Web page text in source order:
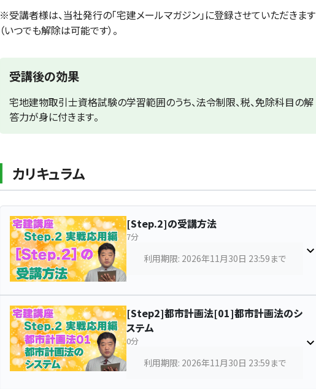
※受講者様は、当社発行の「宅建メールマガジン」に登録させていただきます
（いつでも解除は可能です）。
受講後の効果
宅地建物取引士資格試験の学習範囲のうち、法令制限、税、免除科目の解
答力が身に付きます。
カリキュラム
[Step.2]の受講方法
7分
利用期限: 2026年11月30日 23:59まで
[Step2]都市計画法[01]都市計画法のシ
ステム
0分
利用期限: 2026年11月30日 23:59まで